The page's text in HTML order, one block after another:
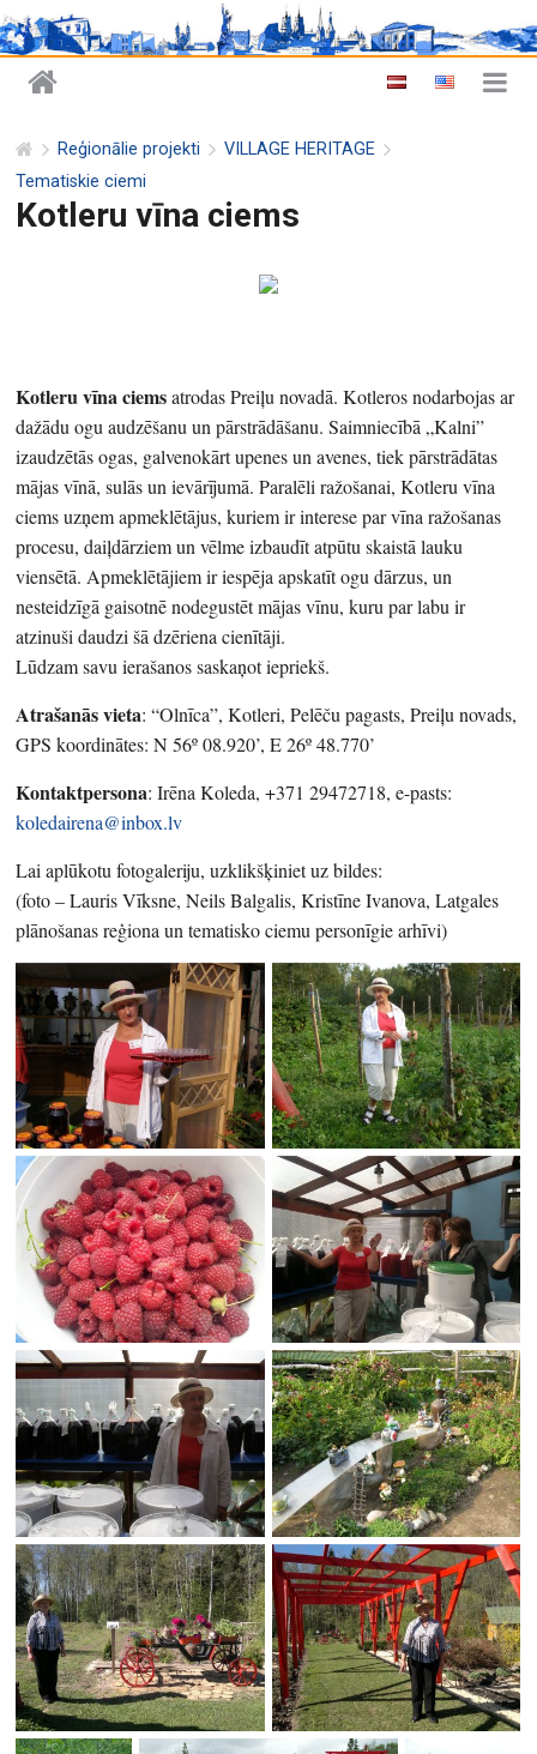
Reģionālie projekti
VILLAGE HERITAGE
Tematiskie ciemi
Kotleru vīna ciems
Kotleru vīna ciemsatrodas Preiļu novadā. Kotleros nodarbojas ar
dažādu ogu audzēšanu un pārstrādāšanu. Saimniecībā „Kalni”
izaudzētās ogas, galvenokārt upenes un avenes, tiek pārstrādātas
mājas vīnā, sulās un ievārījumā. Paralēli ražošanai, Kotleru vīna
ciems uzņem apmeklētājus, kuriem ir interese par vīna ražošanas
procesu, daiļdārziem un vēlme izbaudīt atpūtu skaistā lauku
viensētā. Apmeklētājiem ir iespēja apskatīt ogu dārzus, un
nesteidzīgā gaisotnē nodegustēt mājas vīnu, kuru par labu ir
atzinuši daudzi šā dzēriena cienītāji.
Lūdzam savu ierašanos saskaņot iepriekš.
Atrašanās vieta: “Olnīca”, Kotleri, Pelēču pagasts, Preiļu novads,
GPS koordinātes: N 56º 08.920’, E 26º 48.770’
Kontaktpersona: Irēna Koleda, +371 29472718, e-pasts:
koledairena@inbox.lv
Lai aplūkotu fotogaleriju, uzklikšķiniet uz bildes:
(foto – Lauris Vīksne, Neils Balgalis, Kristīne Ivanova, Latgales
plānošanas reģiona un tematisko ciemu personīgie arhīvi)